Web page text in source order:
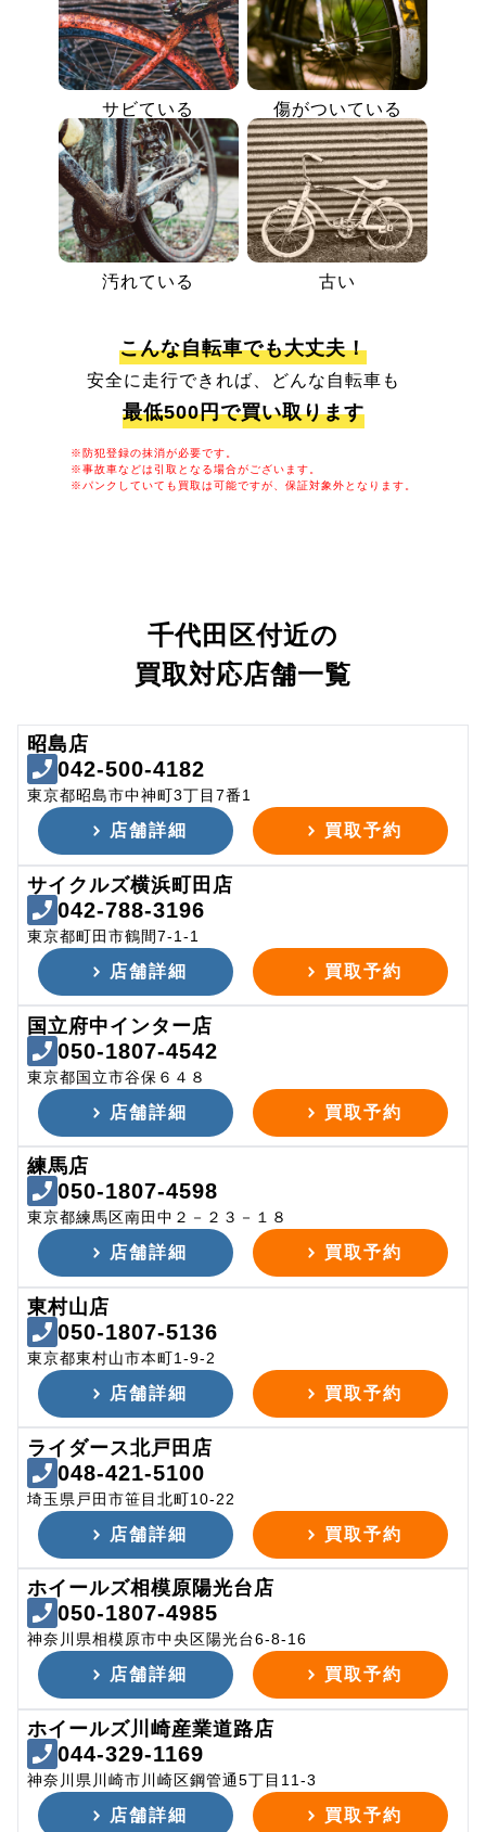
サビている 傷がついている
汚れている 古い
こんな自転車でも大丈夫！
安全に走行できれば、どんな自転車も
最低500円で買い取ります
※防犯登録の抹消が必要です。
※事故車などは引取となる場合がございます。
※パンクしていても買取は可能ですが、保証対象外となります。
千代田区付近の
買取対応店舗一覧
昭島店
042-500-4182
東京都昭島市中神町3丁目7番1
店舗詳細 買取予約
サイクルズ横浜町田店
042-788-3196
東京都町田市鶴間7-1-1
店舗詳細 買取予約
国立府中インター店
050-1807-4542
東京都国立市谷保６４８
店舗詳細 買取予約
練馬店
050-1807-4598
東京都練馬区南田中２－２３－１８
店舗詳細 買取予約
東村山店
050-1807-5136
東京都東村山市本町1-9-2
店舗詳細 買取予約
ライダース北戸田店
048-421-5100
埼玉県戸田市笹目北町10-22
店舗詳細 買取予約
ホイールズ相模原陽光台店
050-1807-4985
神奈川県相模原市中央区陽光台6-8-16
店舗詳細 買取予約
ホイールズ川崎産業道路店
044-329-1169
神奈川県川崎市川崎区鋼管通5丁目11-3
店舗詳細 買取予約